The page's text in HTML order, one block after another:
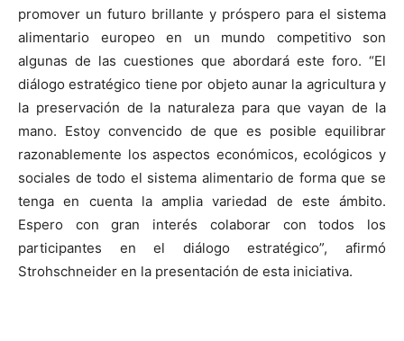
promover un futuro brillante y próspero para el sistema
alimentario europeo en un mundo competitivo son
algunas de las cuestiones que abordará este foro. “El
diálogo estratégico tiene por objeto aunar la agricultura y
la preservación de la naturaleza para que vayan de la
mano. Estoy convencido de que es posible equilibrar
razonablemente los aspectos económicos, ecológicos y
sociales de todo el sistema alimentario de forma que se
tenga en cuenta la amplia variedad de este ámbito.
Espero con gran interés colaborar con todos los
participantes en el diálogo estratégico”, afirmó
Strohschneider en la presentación de esta iniciativa.